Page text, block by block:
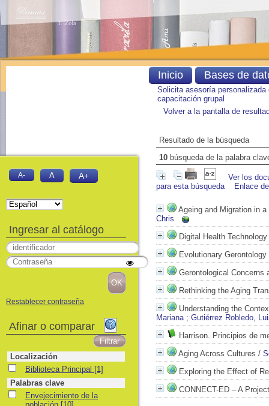
Solicita asesoría personalizada
capacitación grupal
Volver a la pantalla de
Resultado de la búsqueda
10 búsqueda de la palabra
Ver los
para esta búsqueda
Enlace
Ageing and Migration in
Chris
Digital Health
Evolutionary
Gerontological Concerns
Rethinking the Aging
Understanding the
Mariana; Gutiérrez Robledo,
Harrison. Principios de
Aging Across Cultures /
Exploring the Effect of
CONNECT-ED – A
Inicio Bases de
A- A A+
Ingresar al catálogo
Restablecer contraseña
Afinar o comparar
Localización
Biblioteca Principal
Biblioteca Principal [1]
Palabras clave
Envejecimiento de la población
Envejecimiento de la